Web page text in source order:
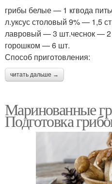
грибы белые — 1 кгвода
л.уксус столовый 9% — 1,5
лавровый — 3 шт.чеснок — 2
горошком — 6 шт.
Способ приготовления:
читать дальше →
Маринованные
Подготовка